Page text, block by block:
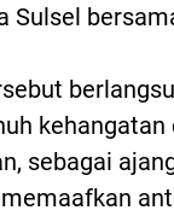
Sulsel
kehangatan
sebagai